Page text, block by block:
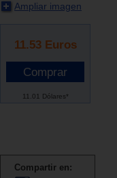
Ampliar imagen
11.53 Euros
11.01 Dólares*
Compartir en: